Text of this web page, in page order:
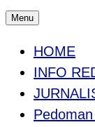
Menu
HOME
INFO